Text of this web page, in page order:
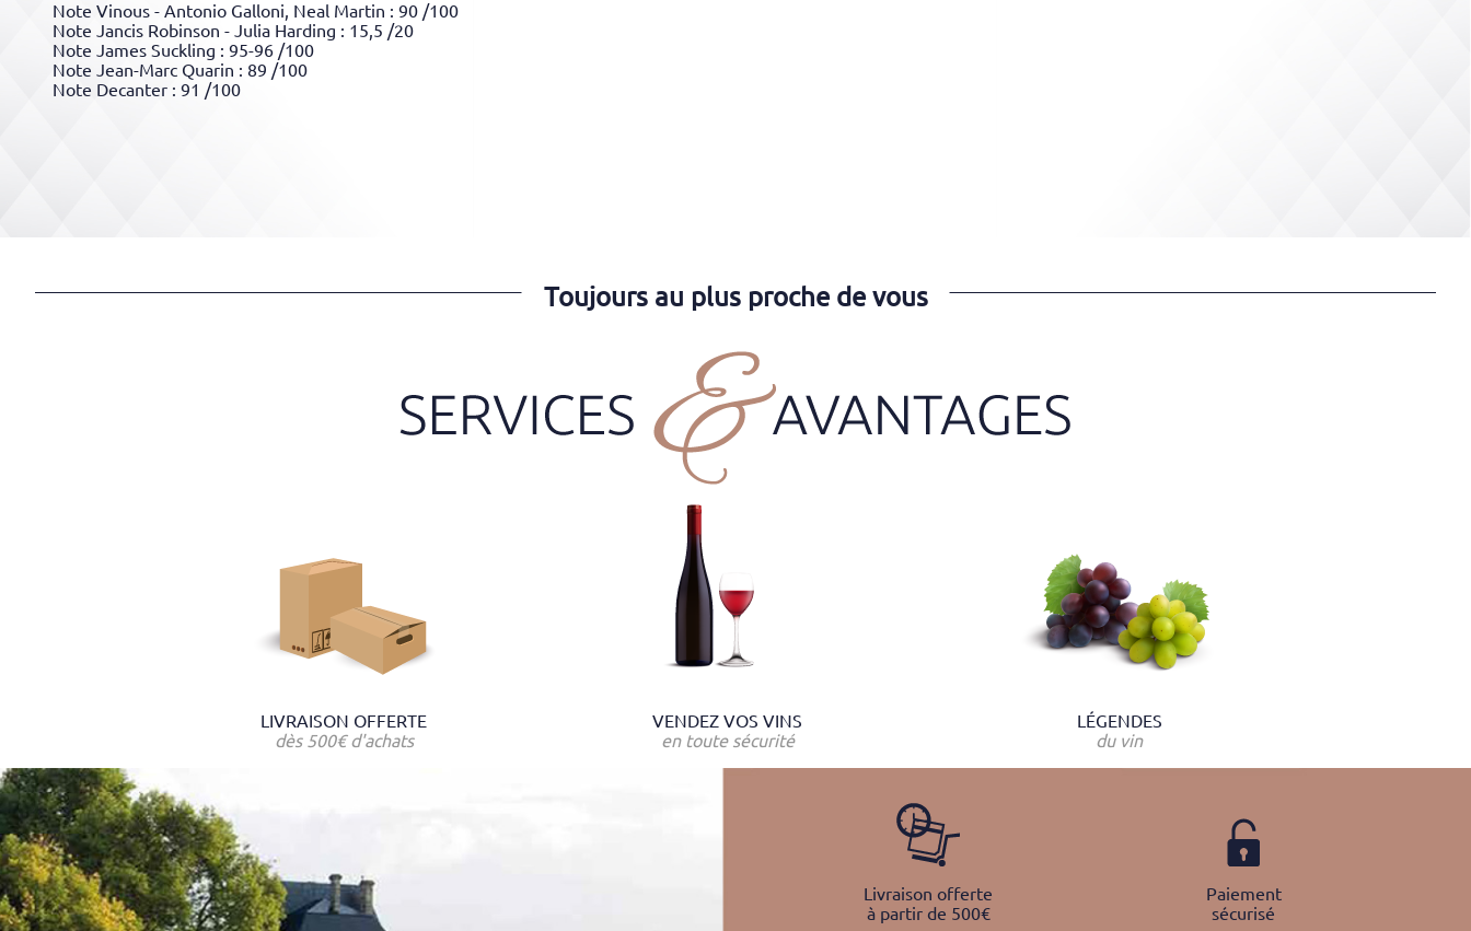
Note Vinous - Antonio Galloni, Neal Martin : 90 /100
Note Jancis Robinson - Julia Harding : 15,5 /20
Note James Suckling : 95-96 /100
Note Jean-Marc Quarin : 89 /100
Note Decanter : 91 /100
Toujours au plus proche de vous
LIVRAISON OFFERTE
dès 500€ d'achats
VENDEZ VOS VINS
en toute sécurité
LÉGENDES
du vin
Livraison offerte
à partir de 500€
Paiement
sécurisé